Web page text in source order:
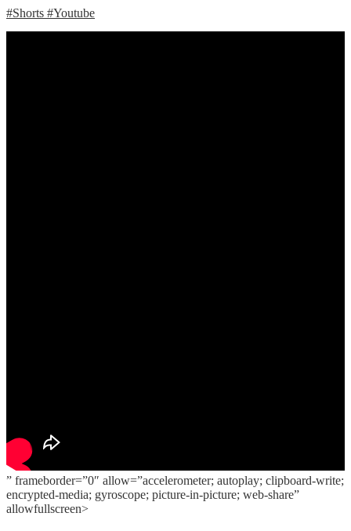
#Shorts #Youtube
” frameborder=”0″ allow=”accelerometer; autoplay; clipboard-write;
encrypted-media; gyroscope; picture-in-picture; web-share”
allowfullscreen>